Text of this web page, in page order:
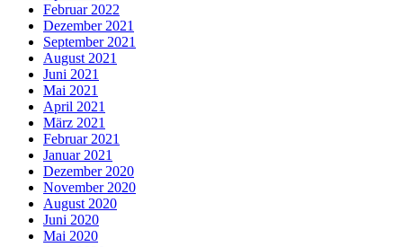
Februar 2022
Dezember 2021
September 2021
August 2021
Juni 2021
Mai 2021
April 2021
März 2021
Februar 2021
Januar 2021
Dezember 2020
November 2020
August 2020
Juni 2020
Mai 2020